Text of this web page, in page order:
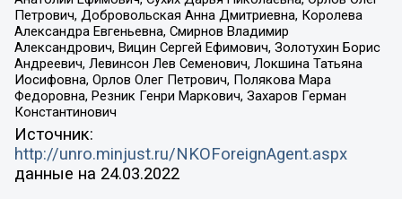
Петрович, Добровольская Анна Дмитриевна, Королева
Александра Евгеньевна, Смирнов Владимир
Александрович, Вицин Сергей Ефимович, Золотухин Борис
Андреевич, Левинсон Лев Семенович, Локшина Татьяна
Иосифовна, Орлов Олег Петрович, Полякова Мара
Федоровна, Резник Генри Маркович, Захаров Герман
Константинович
Источник:
http://unro.minjust.ru/NKOForeignAgent.aspx
данные на 24.03.2022